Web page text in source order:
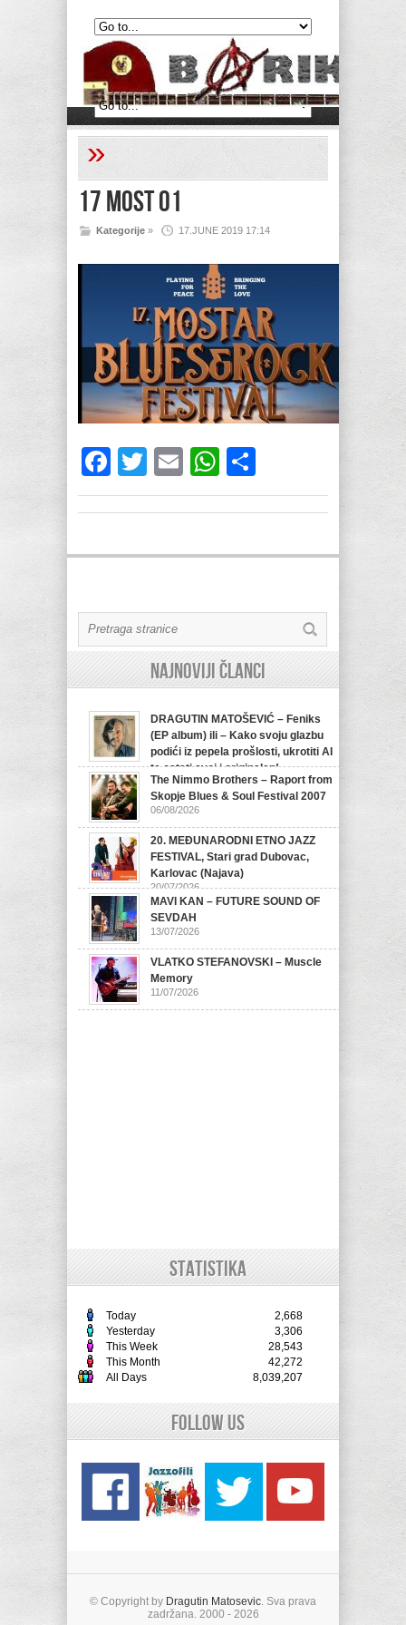
»
17 Most 01
17.JUNE 2019 17:14
Kategorije »
Facebook
Twitter
EmailWhatsApp
Najnoviji članci
DRAGUTIN MATOŠEVIĆ – Feniks
(EP album) ili – Kako svoju glazbu
podići iz pepela prošlosti, ukrotiti AI
te ostati svoj i originalan!
07/08/2026
The Nimmo Brothers – Raport from
Skopje Blues & Soul Festival 2007
06/08/2026
20. MEĐUNARODNI ETNO JAZZ
FESTIVAL, Stari grad Dubovac,
Karlovac (Najava)
20/07/2026
MAVI KAN – FUTURE SOUND OF
SEVDAH
13/07/2026
VLATKO STEFANOVSKI – Muscle
Memory
11/07/2026
STATISTIKA
Today
2,668
Yesterday
3,306
This Week
28,543
This Month
42,272
All Days
8,039,207
Follow Us
© Copyright by Dragutin Matosevic. Sva prava
zadržana. 2000 - 2026